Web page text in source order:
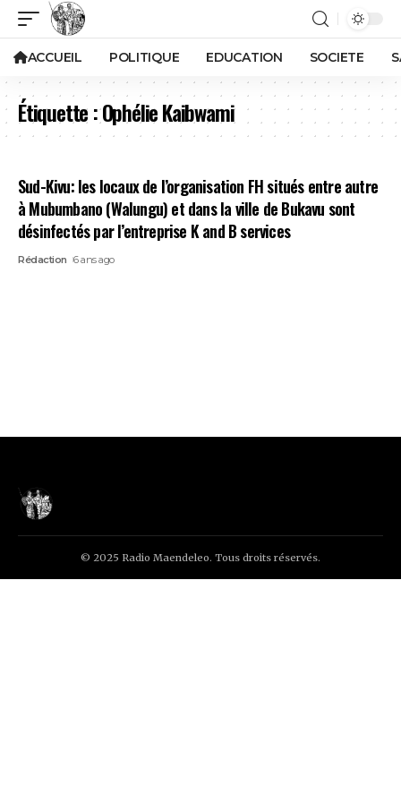
ACCUEIL POLITIQUE EDUCATION SOCIETE
Étiquette :Ophélie Kaibwami
Sud-Kivu: les locaux de l’organisation FH situés entre autre
à Mubumbano (Walungu) et dans la ville de Bukavu sont
désinfectés par l’entreprise K and B services
Rédaction 6 ans ago
© 2025 Radio Maendeleo. Tous droits réservés.